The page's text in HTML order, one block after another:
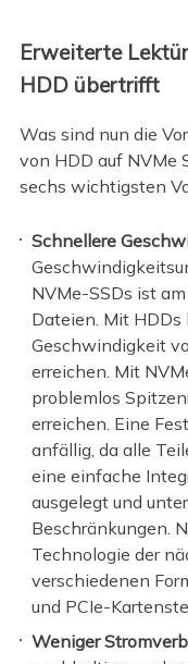
Erweiterte
HDD übertrifft
Was sind nun die
von HDD auf NVMe
sechs wichtigsten
Schnellere
NVMe-SSDs ist
Dateien. Mit HDDs
Geschwindigkeit
erreichen. Mit
problemlos
erreichen. Eine
anfällig, da alle
eine einfache
ausgelegt und
Beschränkungen.
Technologie der
verschiedenen
und PCIe-
Weniger